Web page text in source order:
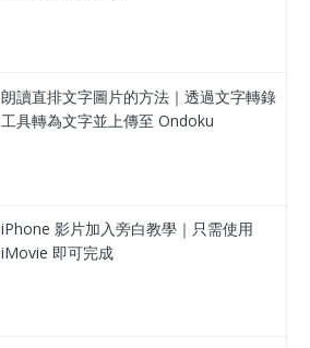
朗讀直排文字圖片的方法｜透過文字轉錄
工具轉為文字並上傳至 Ondoku
iPhone 影片加入旁白教學｜只需使用
iMovie 即可完成